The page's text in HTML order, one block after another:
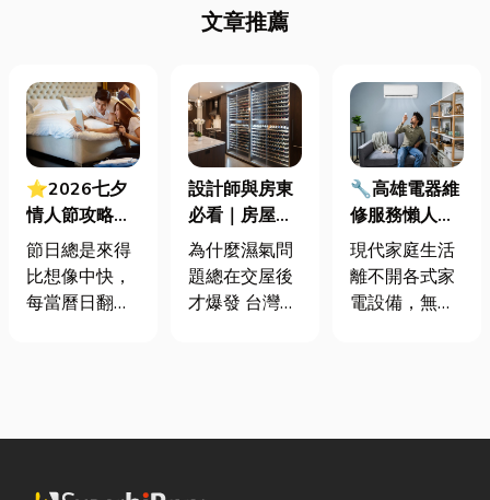
文章推薦
⭐2026七夕
情人節攻略！
七夕送什麼不
踩雷？限定甜
點哪裡買？台
節日總是來得
比想像中快，
每當曆日翻到
候？」、「七
該買什
設計師與房東
必看｜房屋濕
氣重怎麼辦？
全屋除濕機＋
全熱交換器整
為什麼濕氣問
題總在交屋後
才爆發 台灣氣
同步規劃空氣
🔧高雄電器維
修服務懶人包
｜冷氣、冰
箱、洗衣機專
業維修
現代家庭生活
離不開各式家
電設備，無論
還是每天幫助